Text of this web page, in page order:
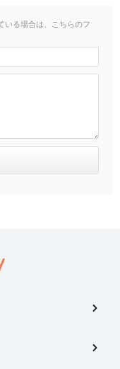
いる場合は、こちらのフ